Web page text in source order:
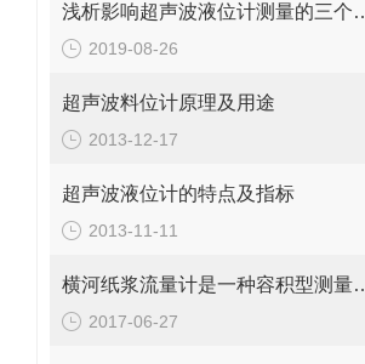
浅析影响超声波
2019-08-26
超声波料位计原理及用途
2013-12-17
超声波液位计的特点及指标
2013-11-11
横河纸浆流量计
2017-06-27